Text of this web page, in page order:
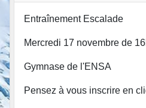
Entraînement Escalade
Mercredi 17 novembre de
Gymnase de l'ENSA
Pensez à vous inscrire en